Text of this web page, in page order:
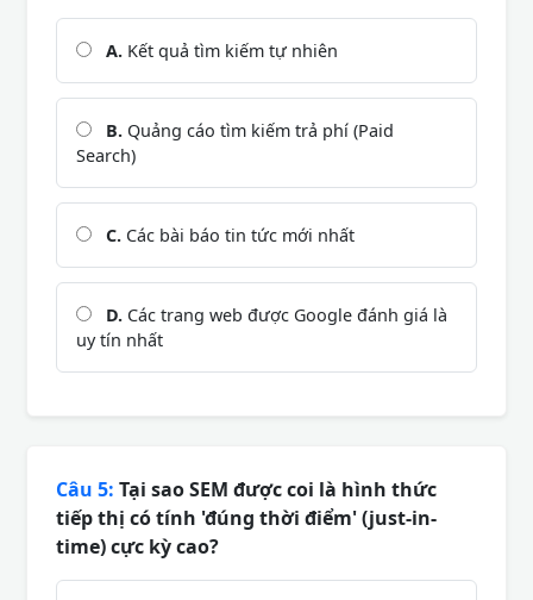
A. Kết quả tìm kiếm tự nhiên
B. Quảng cáo tìm kiếm trả phí (Paid
Search)
C. Các bài báo tin tức mới nhất
D. Các trang web được Google đánh giá là
uy tín nhất
Câu 5: Tại sao SEM được coi là hình thức
tiếp thị có tính 'đúng thời điểm' (just-in-
time) cực kỳ cao?